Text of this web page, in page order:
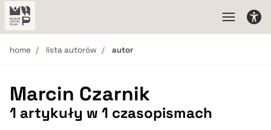
home lista autorów autor
Marcin Czarnik
1 artykuły w 1 czasopismach